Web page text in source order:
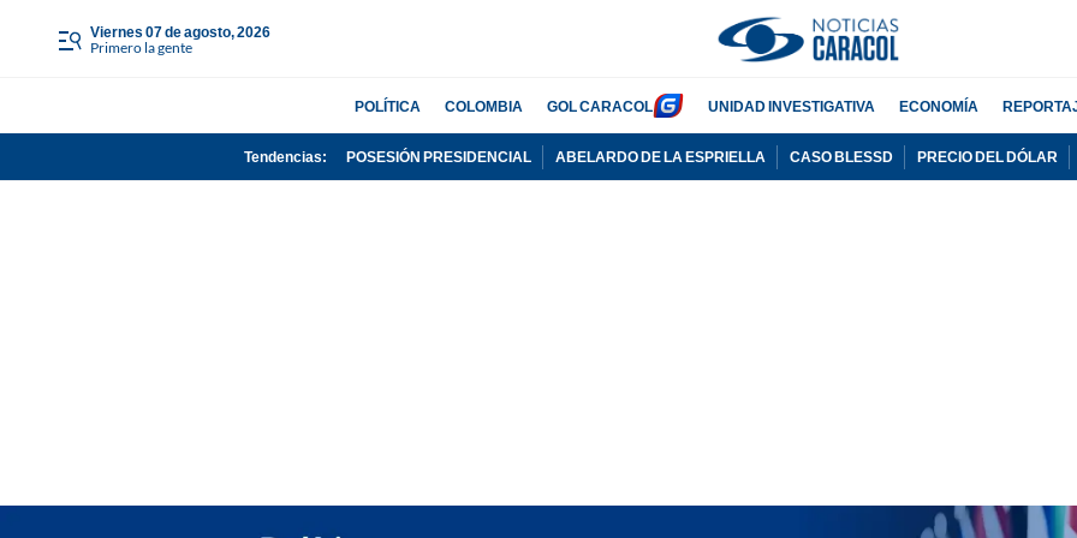
viernes 07 de agosto, 2026
Primero la gente
POLÍTICA COLOMBIA GOL CARACOL UNIDAD INVESTIGATIVA ECONOMÍA
Tendencias: POSESIÓN PRESIDENCIAL ABELARDO DE LA ESPRIELLA CASO BLESSD PRECIO DEL DÓLAR